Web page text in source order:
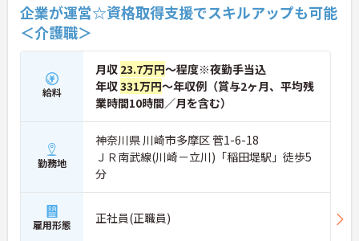
企業が運営☆資格取得支援でスキルアップも可能
＜介護職＞
給料
月収 23.7万円～程度※夜勤手当込
年収331万円～年収例（賞与2ヶ月、平均残
業時間10時間／月を含む）
勤務地
神奈川県 川崎市多摩区 菅1-6-18
ＪＲ南武線(川崎－立川)「稲田堤駅」徒歩5
分
雇用形態 正社員(正職員)